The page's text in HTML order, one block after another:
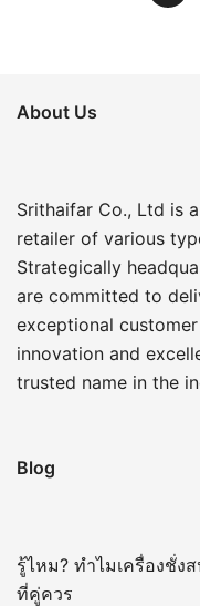
About Us
Srithaifar Co., Ltd is
retailer of various
Strategically
are committed to
exceptional
innovation and
trusted name in the
Blog
รู้ไหม? ทำไมเครื่องชั่
ที่คู่ควร